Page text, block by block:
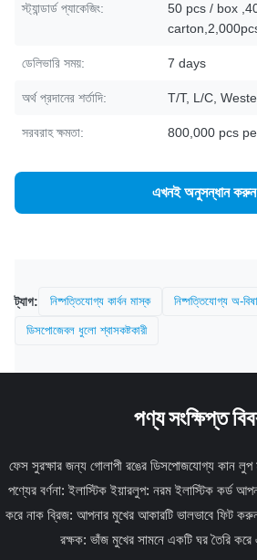
স্ট্যান্ডার্ড প্যাকেজিং:
50 pcs / box
ডেলিভারি সময়: 7 days
অর্থ প্রদানের শর্তাদি: T/T, L/C,
সরবরাহ ক্ষমতা: 800,000 pcs
এখনই অনুসন্ধান করুন
ট্যাগ: নিষ্পত্তিযোগ্য কার্বন মাস্ক নিষ্পত্তিযোগ্য অ-
ডিসপোজেবল ধুলো শ্বাসকষ্টকারী
পণ্য সংক্ষিপ্ত
ফেস সুরক্ষার জন্য গোলাপী রঙের ডিসপোজযোগ্য কান লুপ
পণ্যের বর্ণনা: ইলাস্টিক ইয়ারলুপ: নরম ইলাস্টিক কর্ড
করে নাক ব্রিজ: আপনার মুখের আকারটি ভালভাবে ফিট
রক্ষক: ভাঁজ মুখের সামনে একটি ঘর তৈরি করে